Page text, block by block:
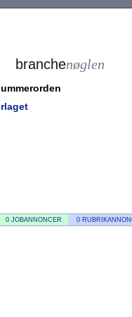
branchenøglen
0 JOBANNONCER 0